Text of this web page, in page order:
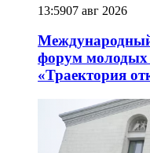
13:5907 авг 2026
Международный
форум молодых
«Траектория